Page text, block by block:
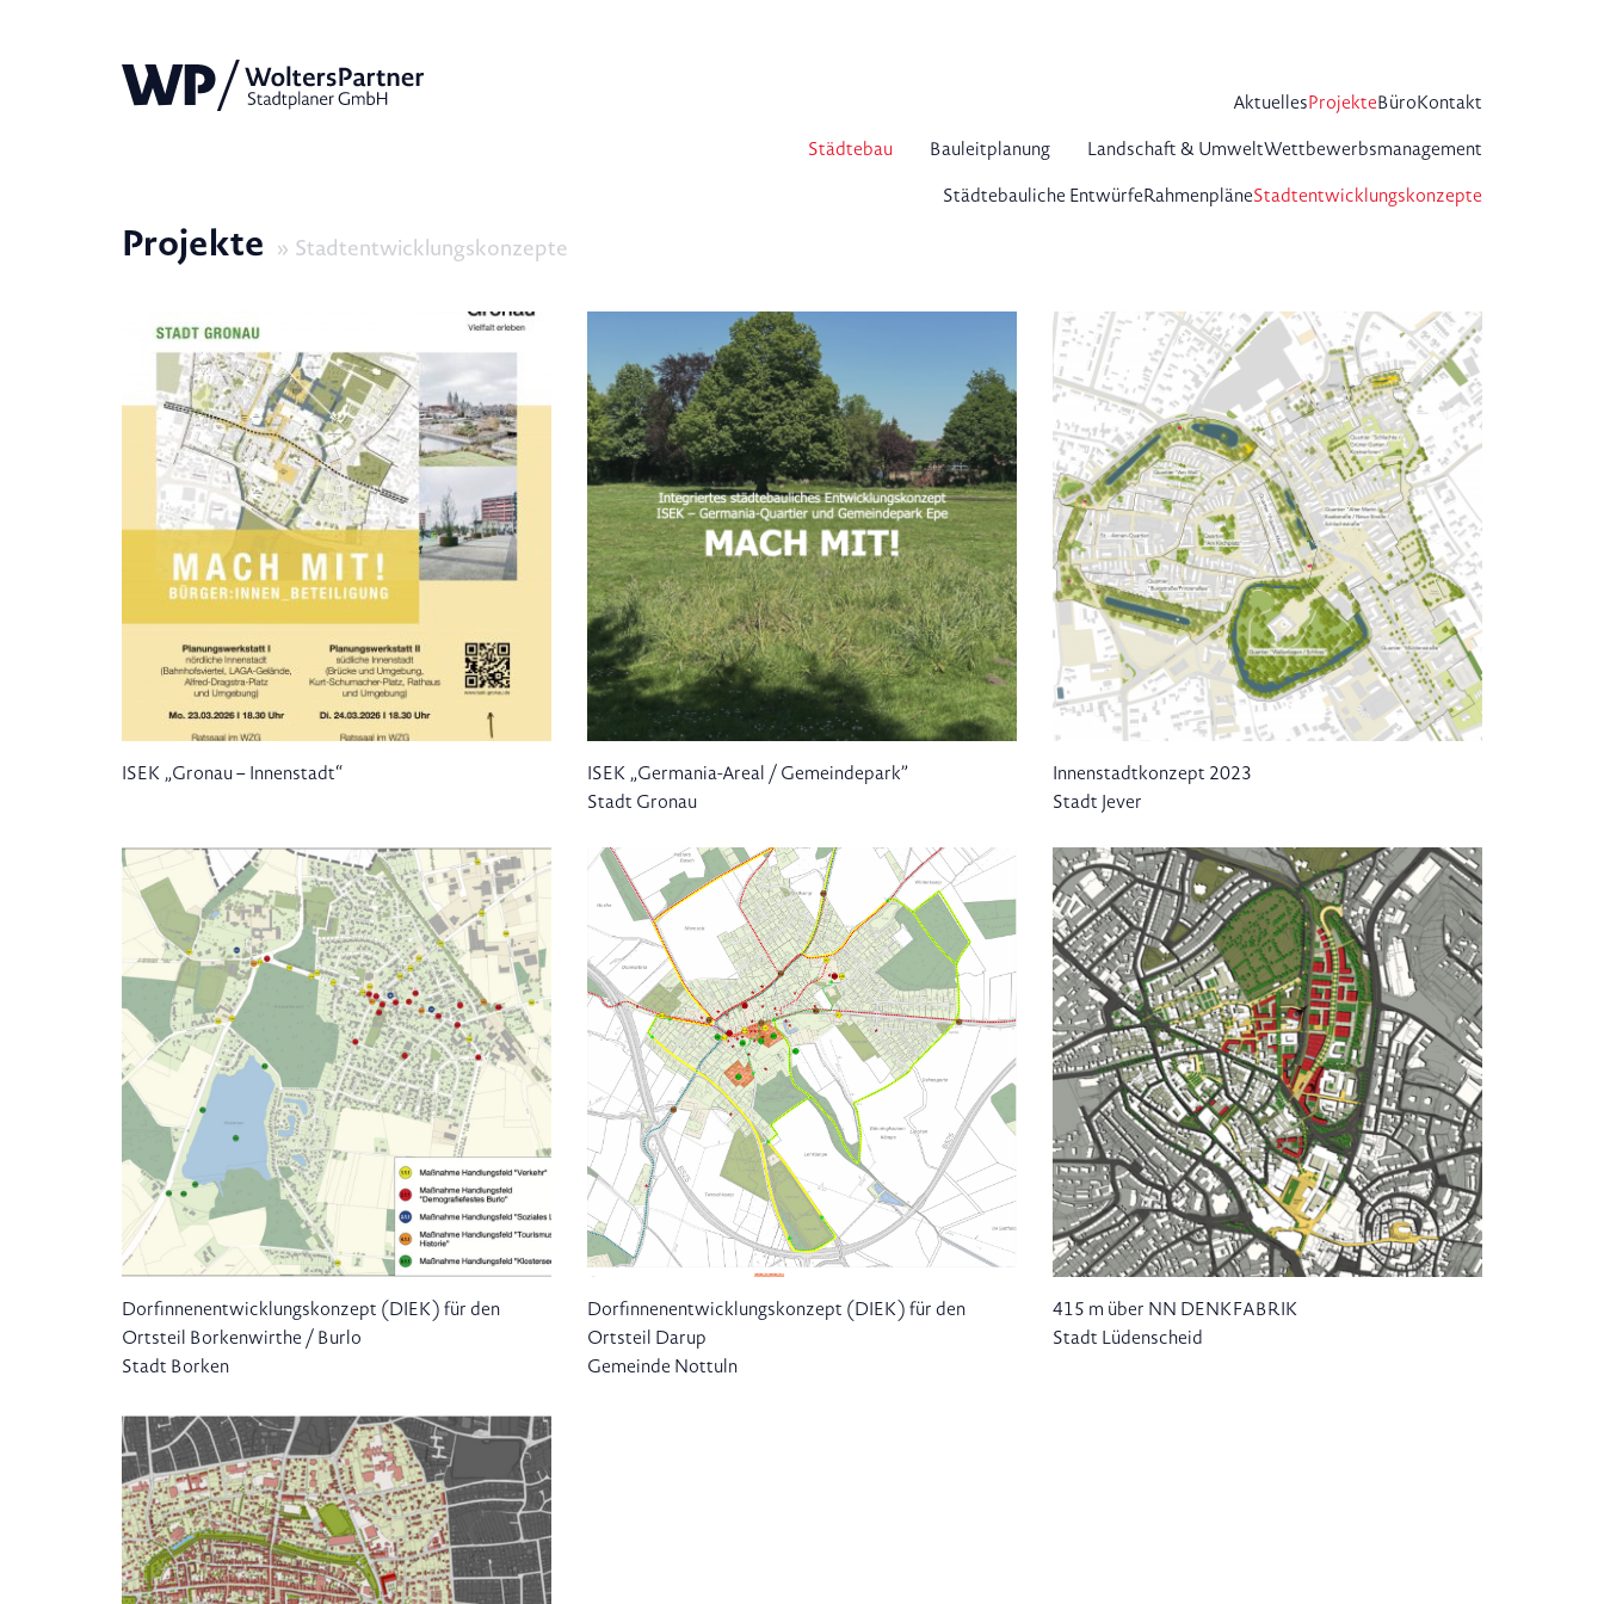
AktuellesProjekte
Städtebau
Städtebauliche EntwürfeRahmenpläneStadtentwicklungskonzepte
Bauleitplanung Landschaft & UmweltWettbewerbsmanagement
BüroKontakt
Projekte Stadtentwicklungskonzepte
ISEK „Gronau – Innenstadt“
ISEK „Germania-Areal / Gemeindepark”
Stadt Gronau
Innenstadtkonzept 2023
Stadt Jever
Dorfinnenentwicklungskonzept (DIEK) für den
Ortsteil Borkenwirthe / Burlo
Stadt Borken
Dorfinnenentwicklungskonzept (DIEK) für den
Ortsteil Darup
Gemeinde Nottuln
415 m über NN DENKFABRIK
Stadt Lüdenscheid